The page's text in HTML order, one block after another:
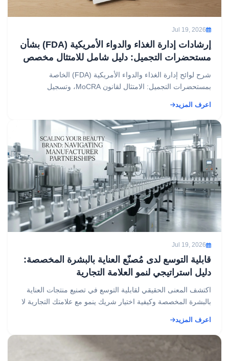
Jul 19, 2026
إرشادات إدارة الغذاء والدواء الأمريكية (FDA) بشأن
مستحضرات التجميل: دليل شامل للامتثال مخصص
للمتخصصين في هذا المجال
شرح لوائح إدارة الغذاء والدواء الأمريكية (FDA) الخاصة
بمستحضرات التجميل: الامتثال لقانون MoCRA، وتسجيل
موج...
اعرف المزيد
Jul 19, 2026
قابلية التوسع لدى مُصنّع العناية بالبشرة المخصصة:
دليل استراتيجي لنمو العلامة التجارية
اكتشف المعنى الحقيقي لقابلية التوسع في تصنيع منتجات العناية
بالبشرة المخصصة وكيفية اختيار شريك ينمو مع علامتك التجارية لا
اعرف المزيد